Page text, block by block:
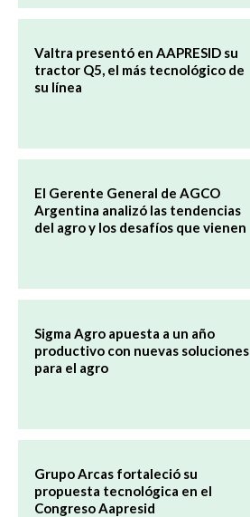
Valtra presentó en AAPRESID su
tractor Q5, el más tecnológico de
su línea
El Gerente General de AGCO
Argentina analizó las tendencias
del agro y los desafíos que vienen
Sigma Agro apuesta a un año
productivo con nuevas soluciones
para el agro
Grupo Arcas fortaleció su
propuesta tecnológica en el
Congreso Aapresid